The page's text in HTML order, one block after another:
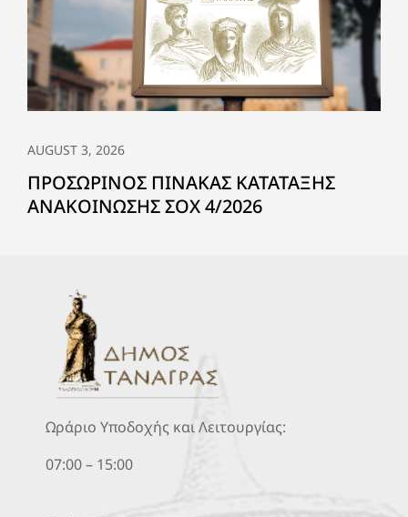
AUGUST 3, 2026
ΠΡΟΣΩΡΙΝΟΣ ΠΙΝΑΚΑΣ ΚΑΤΑΤΑΞΗΣ
ΑΝΑΚΟΙΝΩΣΗΣ ΣΟΧ 4/2026
Ωράριο Υποδοχής και Λειτουργίας:
07:00 – 15:00